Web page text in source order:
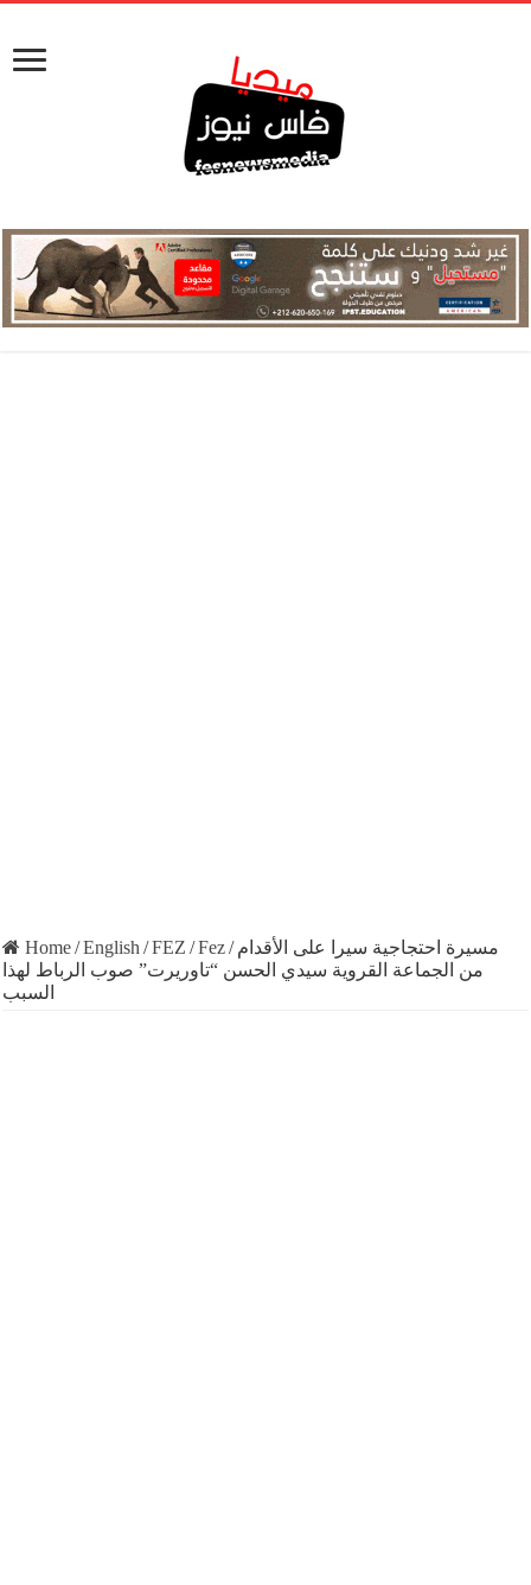
Home/English /FEZ /Fez/ مسيرة احتجاجية سيرا على الأقدام
من الجماعة القروية سيدي الحسن “تاوريرت” صوب الرباط لهذا
السبب